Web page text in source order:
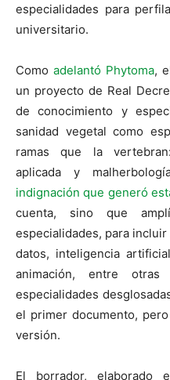
especialidades para
universitario.
Comoadelantó Phytoma,
un proyecto de Real
de conocimiento y
sanidad vegetal como
ramas que la
aplicada y
indignación que generó
cuenta, sino que
especialidades, para
datos, inteligencia
animación, entre
especialidades
el primer documento,
versión.
El borrador, elaborado